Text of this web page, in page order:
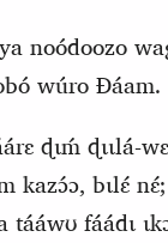
noódoozo
wúro Ɖáam.
ɖɩḿ ɖɩɩlá-
kazɔ́ɔ, bɩlɛ́
tááwʊ fáádɩ